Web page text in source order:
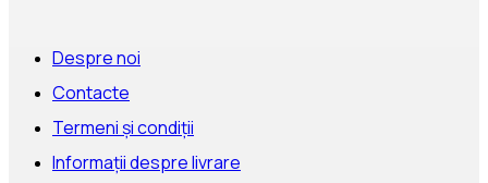
Despre noi
Contacte
Termeni și condiții
Informații despre livrare